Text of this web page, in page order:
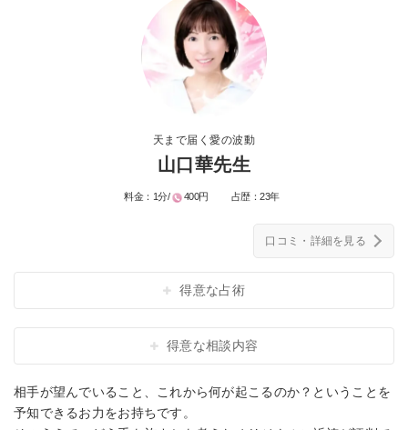
天まで届く愛の波動
山口華先生
料金： 1分/ 400円 占歴：23年
口コミ・詳細を見る
得意な占術
得意な相談内容
相手が望んでいること、これから何が起こるのか？ということを
予知できるお力をお持ちです。